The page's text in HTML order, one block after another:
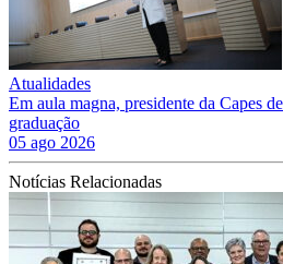
Atualidades
Em aula magna, presidente da Capes
graduação
05 ago 2026
Notícias Relacionadas